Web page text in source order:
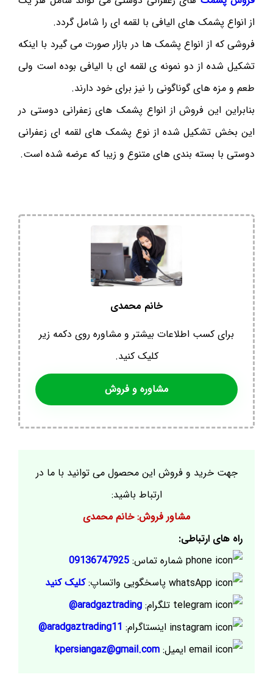
از انواع پشمک های الیافی با لقمه ای را شامل گردد.
فروشی که از انواع پشمک ها در بازار صورت می گیرد با اینکه
تشکیل شده از دو نمونه ی لقمه ای با الیافی بوده است ولی
طعم و مزه های گوناگونی را نیز برای خود دارند.
بنابراین این فروش از انواع پشمک های زعفرانی دوستی در
این بخش تشکیل شده از نوع پشمک های لقمه ای زعفرانی
دوستی با بسته بندی های متنوع و زیبا که عرضه شده است.
خانم محمدی
برای کسب اطلاعات بیشتر و مشاوره روی دکمه زیر
کلیک کنید.
مشاوره و فروش
جهت خرید و فروش این محصول می توانید با ما در
ارتباط باشید:
مشاور فروش: خانم محمدی
راه های ارتباطی:
شماره تماس: 09136747925
پاسخگویی واتساپ:کلیک کنید
تلگرام: aradgaztrading@
اینستاگرام: aradgaztrading11@
ایمیل: kpersiangaz@gmail.com